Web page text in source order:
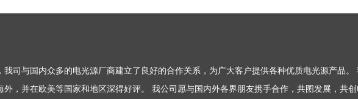
司与国内众多的电光源厂商建立了良好的合作关系，为广大客户提供各种优质电光源产品。
，并在欧美等国家和地区深得好评。 我公司愿与国内外各界朋友携手合作，共图发展，共